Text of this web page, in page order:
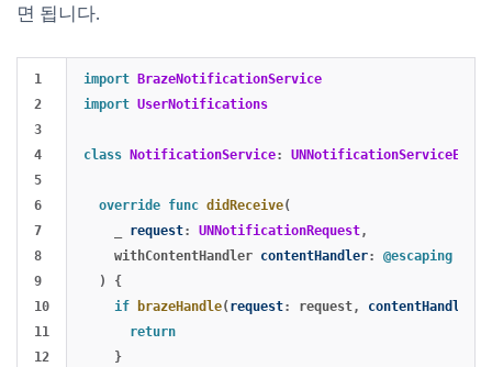
면 됩니다.
1
2
3
4
5
6
7
8
9
10
11
12
import
BrazeNotificationService
import UserNotifications
class NotificationService:
override func didReceive(
request: UNNotificationRequest,
withContentHandler contentHandler: @escaping
)
{
if
brazeHandle( request: request, contentHandler
return
}